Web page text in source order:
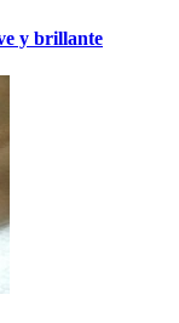
y brillante